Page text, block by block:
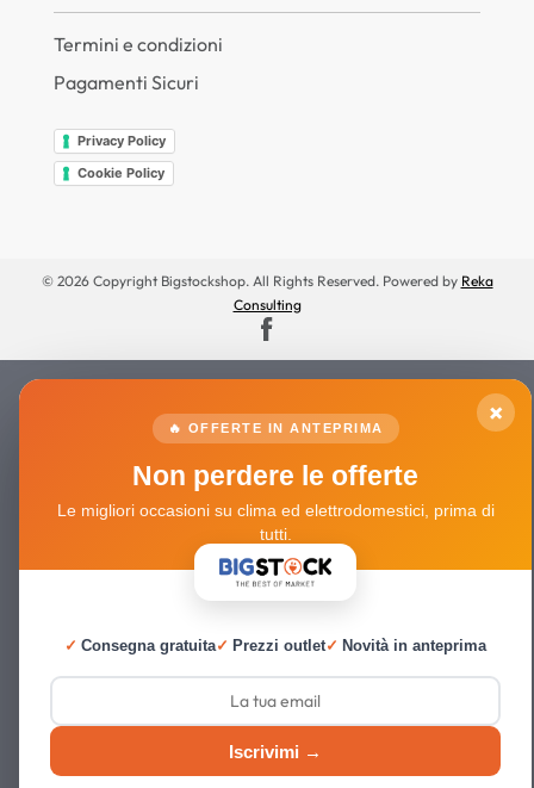
Termini e condizioni
Pagamenti Sicuri
Privacy Policy
Cookie Policy
© 2026 Copyright Bigstockshop. All Rights Reserved. Powered by Reka
Consulting
×
🔥 OFFERTE IN ANTEPRIMA
Non perdere le offerte
Le migliori occasioni su clima ed elettrodomestici, prima di
tutti.
✓ Consegna gratuita✓ Prezzi outlet✓ Novità in anteprima
Iscrivimi →